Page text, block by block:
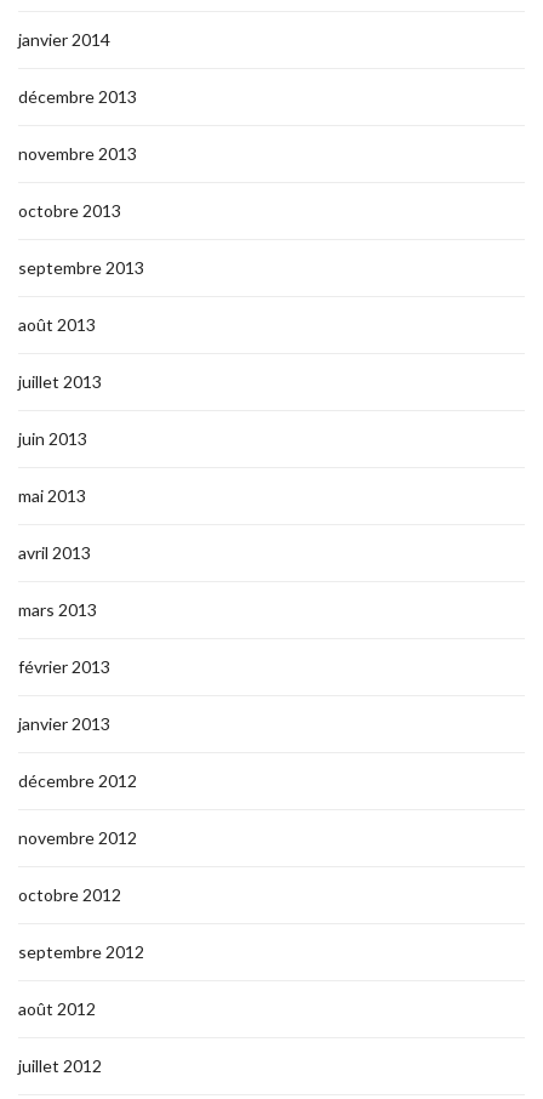
janvier 2014
décembre 2013
novembre 2013
octobre 2013
septembre 2013
août 2013
juillet 2013
juin 2013
mai 2013
avril 2013
mars 2013
février 2013
janvier 2013
décembre 2012
novembre 2012
octobre 2012
septembre 2012
août 2012
juillet 2012